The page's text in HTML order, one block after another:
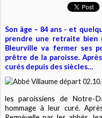
Son âge – 84 ans - et
prendre une retraite bien
Bleurville va fermer ses
prêtre de la paroisse.
curés depuis des siècles…
les paroissiens de Notre-
hommage à leur curé.